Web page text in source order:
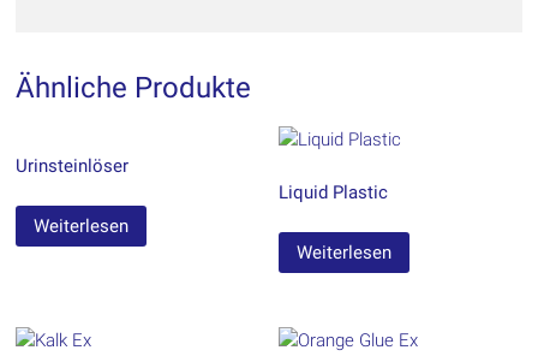
Ähnliche Produkte
Urinsteinlöser
Weiterlesen
Liquid Plastic
Weiterlesen